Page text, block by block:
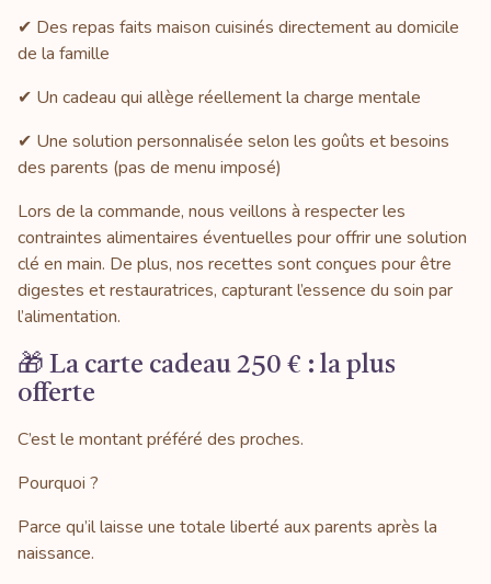
✔ Des repas faits maison cuisinés directement au domicile
de la famille
✔ Un cadeau qui allège réellement la charge mentale
✔ Une solution personnalisée selon les goûts et besoins
des parents (pas de menu imposé)
Lors de la commande, nous veillons à respecter les
contraintes alimentaires éventuelles pour offrir une solution
clé en main. De plus, nos recettes sont conçues pour être
digestes et restauratrices, capturant l’essence du soin par
l’alimentation.
🎁 La carte cadeau 250 € : la plus
offerte
C’est le montant préféré des proches.
Pourquoi ?
Parce qu’il laisse une totale liberté aux parents après la
naissance.